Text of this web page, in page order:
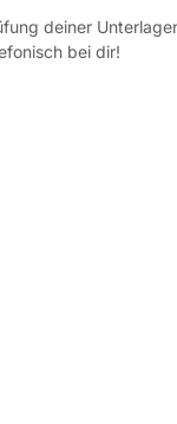
deiner
bei dir!